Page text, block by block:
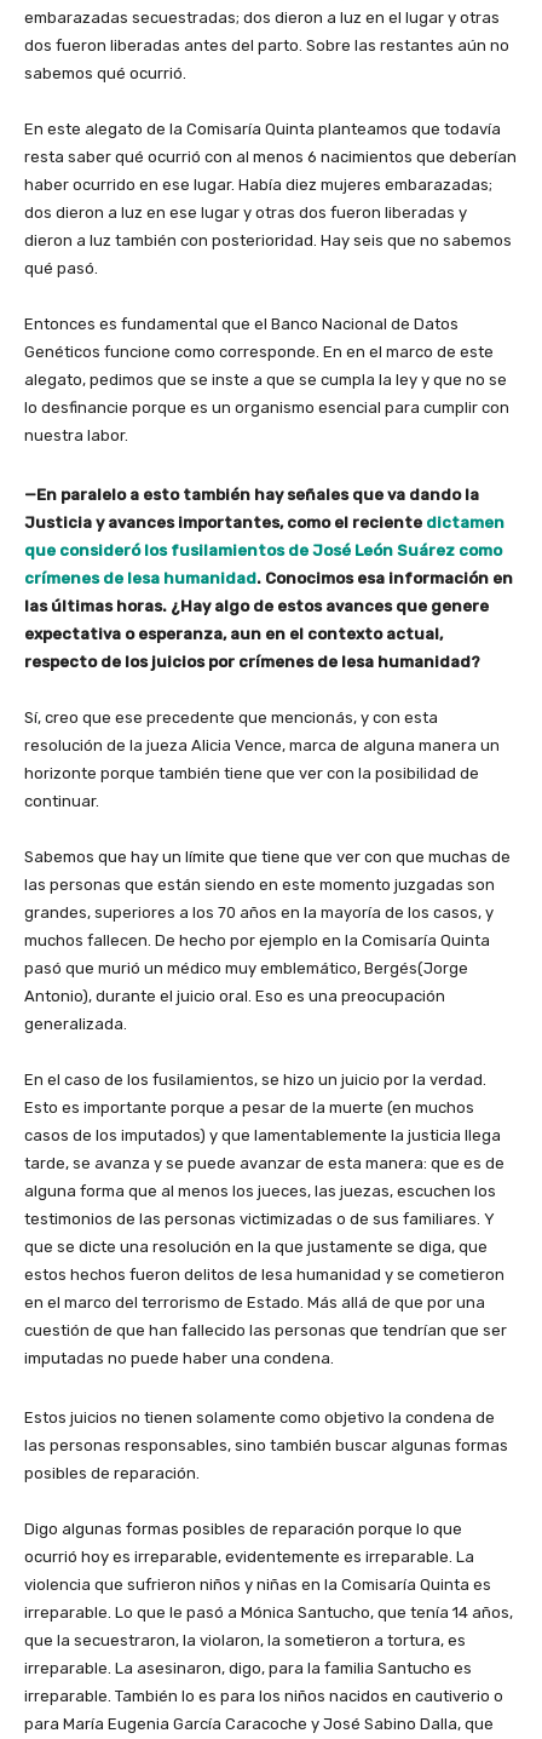
embarazadas secuestradas; dos dieron a luz en el lugar y otras
dos fueron liberadas antes del parto. Sobre las restantes aún no
sabemos qué ocurrió.
En este alegato de la Comisaría Quinta planteamos que todavía
resta saber qué ocurrió con al menos 6 nacimientos que deberían
haber ocurrido en ese lugar. Había diez mujeres embarazadas;
dos dieron a luz en ese lugar y otras dos fueron liberadas y
dieron a luz también con posterioridad. Hay seis que no sabemos
qué pasó.
Entonces es fundamental que el Banco Nacional de Datos
Genéticos funcione como corresponde. En en el marco de este
alegato, pedimos que se inste a que se cumpla la ley y que no se
lo desfinancie porque es un organismo esencial para cumplir con
nuestra labor.
—En paralelo a esto también hay señales que va dando la
Justicia y avances importantes, como el reciente dictamen
que consideró los fusilamientos de José León Suárez como
crímenes de lesa humanidad. Conocimos esa información en
las últimas horas. ¿Hay algo de estos avances que genere
expectativa o esperanza, aun en el contexto actual,
respecto de los juicios por crímenes de lesa humanidad?
Sí, creo que ese precedente que mencionás, y con esta
resolución de la jueza Alicia Vence, marca de alguna manera un
horizonte porque también tiene que ver con la posibilidad de
continuar.
Sabemos que hay un límite que tiene que ver con que muchas de
las personas que están siendo en este momento juzgadas son
grandes, superiores a los 70 años en la mayoría de los casos, y
muchos fallecen. De hecho por ejemplo en la Comisaría Quinta
pasó que murió un médico muy emblemático, Bergés(Jorge
Antonio), durante el juicio oral. Eso es una preocupación
generalizada.
En el caso de los fusilamientos, se hizo un juicio por la verdad.
Esto es importante porque a pesar de la muerte (en muchos
casos de los imputados) y que lamentablemente la justicia llega
tarde, se avanza y se puede avanzar de esta manera: que es de
alguna forma que al menos los jueces, las juezas, escuchen los
testimonios de las personas victimizadas o de sus familiares. Y
que se dicte una resolución en la que justamente se diga, que
estos hechos fueron delitos de lesa humanidad y se cometieron
en el marco del terrorismo de Estado. Más allá de que por una
cuestión de que han fallecido las personas que tendrían que ser
imputadas no puede haber una condena.
Estos juicios no tienen solamente como objetivo la condena de
las personas responsables, sino también buscar algunas formas
posibles de reparación.
Digo algunas formas posibles de reparación porque lo que
ocurrió hoy es irreparable, evidentemente es irreparable. La
violencia que sufrieron niños y niñas en la Comisaría Quinta es
irreparable. Lo que le pasó a Mónica Santucho, que tenía 14 años,
que la secuestraron, la violaron, la sometieron a tortura, es
irreparable. La asesinaron, digo, para la familia Santucho es
irreparable. También lo es para los niños nacidos en cautiverio o
para María Eugenia García Caracoche y José Sabino Dalla, que